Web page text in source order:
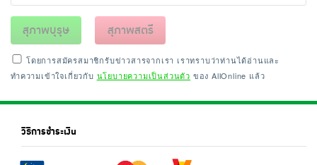
เครื่องปรุงรสและของแห้ง
ขนมขบเคี้ยว และช็อคโกแลต
อาหารสด ผัก ผลไม้และเบเกอรี่
สุภาพบุรุษ สุภาพสตรี
โดยการสมัครสมาชิกรับข่าวสารจากเรา เราทราบว่าท่านได้อ่านและ
ทำความเข้าใจเกี่ยวกับ นโยบายความเป็นส่วนตัว ของ AllOnline แล้ว
วิธีการชำระเงิน